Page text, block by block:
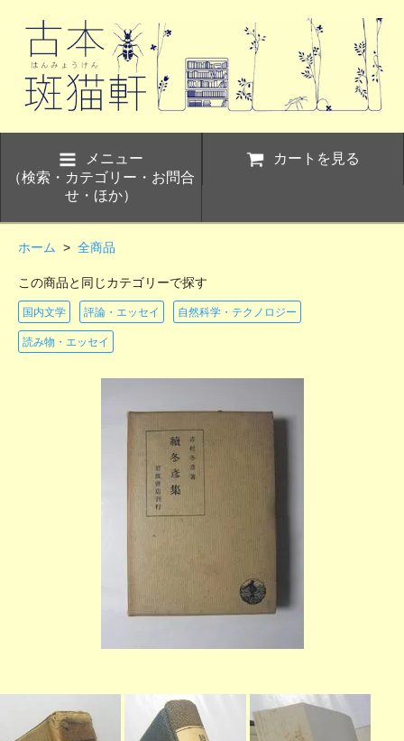
メニュー
（検索・カテゴリー・お問合
せ・ほか）
カートを見る
ホーム > 全商品
この商品と同じカテゴリーで探す
国内文学 評論・エッセイ 自然科学・テクノロジー
読み物・エッセイ